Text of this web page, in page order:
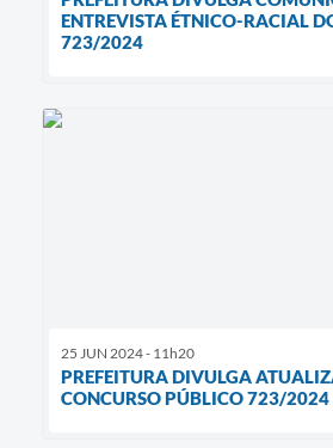
ENTREVISTA ÉTNICO-RACIAL
723/2024
25 JUN 2024 - 11h20
PREFEITURA DIVULGA
CONCURSO PÚBLICO 723/